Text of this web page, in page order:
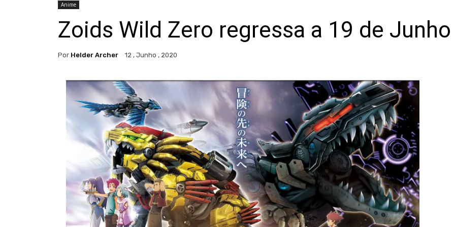
Anime
Zoids Wild Zero regressa a 19 de Junho
Por Helder Archer 12 , Junho , 2020